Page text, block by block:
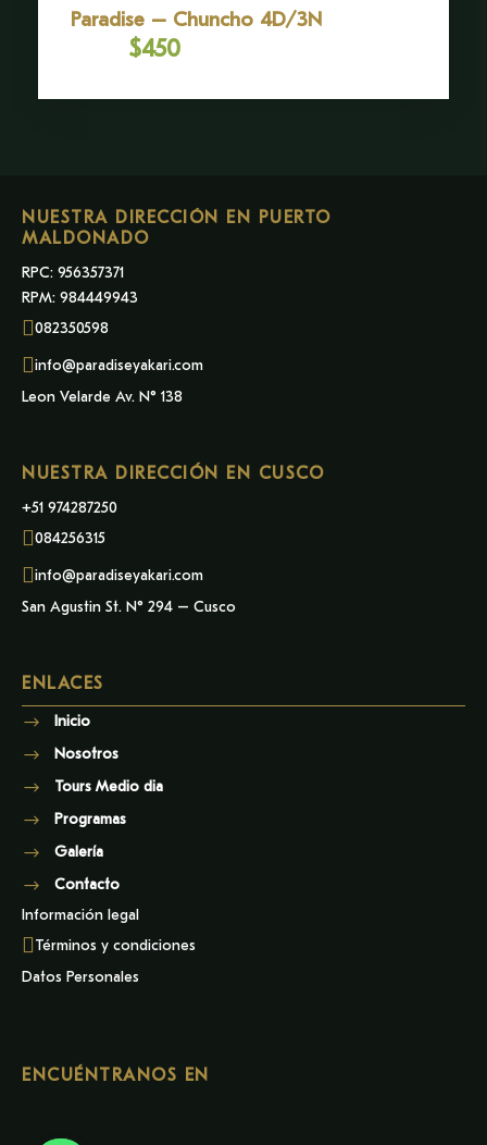
Paradise – Chuncho 4D/3N
$450
NUESTRA DIRECCIÓN EN PUERTO
MALDONADO
RPC: 956357371
RPM: 984449943
082350598
info@paradiseyakari.com
Leon Velarde Av. N° 138
NUESTRA DIRECCIÓN EN CUSCO
+51 974287250
084256315
info@paradiseyakari.com
San Agustin St. N° 294 – Cusco
ENLACES
Inicio
Nosotros
Tours Medio dia
Programas
Galería
Contacto
Información legal
Términos y condiciones
Datos Personales
ENCUÉNTRANOS EN
Y